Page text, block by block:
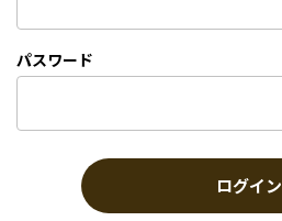
パスワード
ログイン